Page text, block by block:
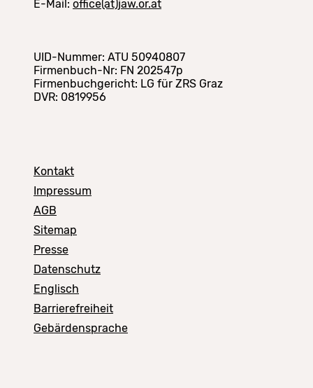
E-Mail: office(at)jaw.or.at
UID-Nummer: ATU 50940807
Firmenbuch-Nr: FN 202547p
Firmenbuchgericht: LG für ZRS Graz
DVR: 0819956
Kontakt
Impressum
AGB
Sitemap
Presse
Datenschutz
Englisch
Barrierefreiheit
Gebärdensprache